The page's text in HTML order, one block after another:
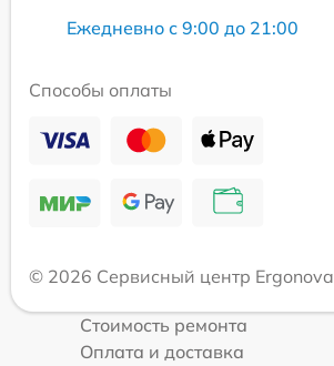
Ежедневно с 9:00 до 21:00
Способы оплаты
© 2026 Сервисный центр Ergonova
Стоимость ремонта
Оплата и доставка